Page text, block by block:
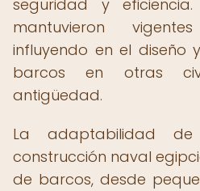
seguridad y
mantuvieron
influyendo en el diseño
barcos en otras
antigüedad.
La adaptabilidad
construcción naval
de barcos, desde